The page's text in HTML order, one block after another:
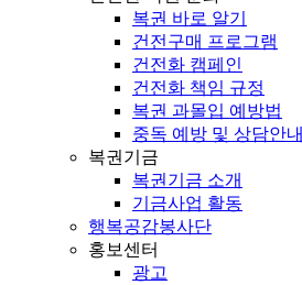
복권 바로 알기
건전구매 프로그램
건전화 캠페인
건전화 책임 규정
복권 과몰입 예방법
중독 예방 및 상담안내
복권기금
복권기금 소개
기금사업 활동
행복공감봉사단
홍보센터
광고